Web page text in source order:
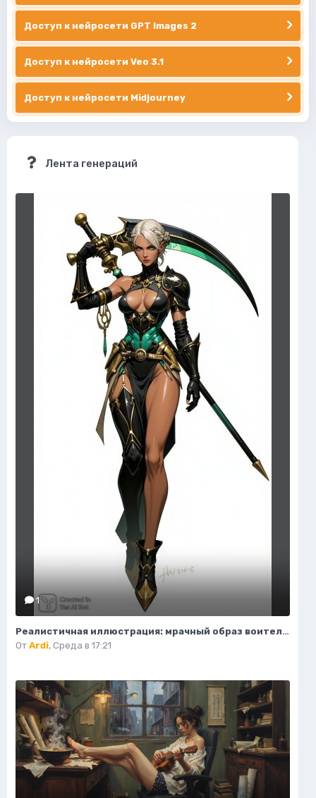
Доступ к нейросети GPT Images 2
Доступ к нейросети Veo 3.1
Доступ к нейросети Midjourney
Лента генераций
1
Реалистичная иллюстрация: мрачный образ воительницы-жнеца в фантазийном стиле. Картинка из нейросети Flux
От Ardi, Среда в 17:21